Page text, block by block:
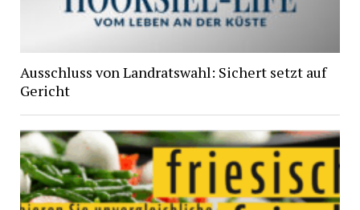
Ausschluss von Landratswahl: Sichert setzt auf
Gericht